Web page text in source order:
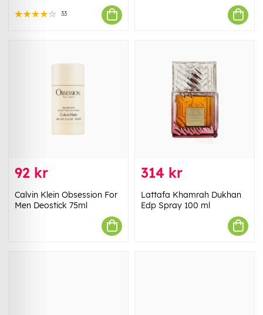
33
92 kr
Calvin Klein Obsession For
Men Deostick 75ml
314 kr
Lattafa Khamrah Dukhan
Edp Spray 100 ml